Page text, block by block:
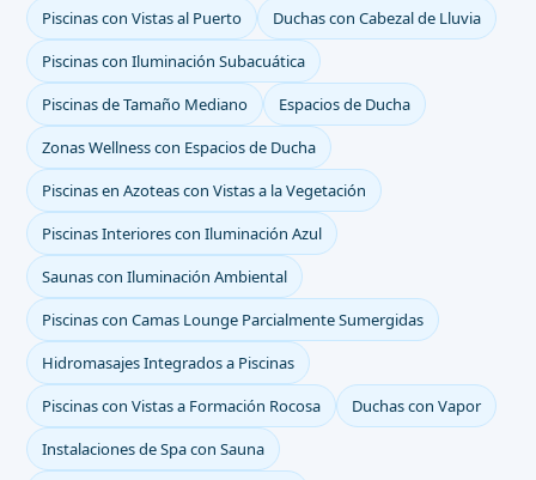
Piscinas con Vistas al Puerto
Duchas con Cabezal de Lluvia
Piscinas con Iluminación Subacuática
Piscinas de Tamaño Mediano
Espacios de Ducha
Zonas Wellness con Espacios de Ducha
Piscinas en Azoteas con Vistas a la Vegetación
Piscinas Interiores con Iluminación Azul
Saunas con Iluminación Ambiental
Piscinas con Camas Lounge Parcialmente Sumergidas
Hidromasajes Integrados a Piscinas
Piscinas con Vistas a Formación Rocosa
Duchas con Vapor
Instalaciones de Spa con Sauna